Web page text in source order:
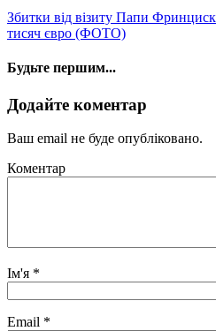
Збитки від візиту Папи
тисяч євро (ФОТО)
Будьте першим...
Додайте коментар
Ваш email не буде опубліковано.
Коментар
Ім'я *
Email *